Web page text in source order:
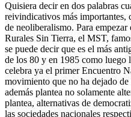
Quisiera decir en dos palabras
reivindicativos más importantes,
de neoliberalismo. Para
Rurales Sin Tierra, el MST,
se puede decir que es el más
de los 80 y en 1985 como luego
celebra ya el primer Encuentro
movimiento que no ha dejado
además plantea no solamente
plantea, alternativas de
las sociedades nacionales